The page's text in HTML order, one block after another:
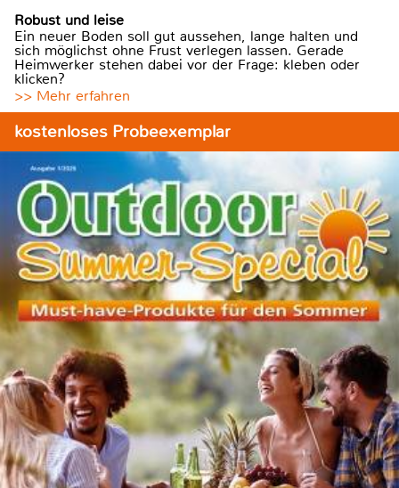
Robust und leise
Ein neuer Boden soll gut aussehen, lange halten und
sich möglichst ohne Frust verlegen lassen. Gerade
Heimwerker stehen dabei vor der Frage: kleben oder
klicken?
>> Mehr erfahren
kostenloses Probeexemplar